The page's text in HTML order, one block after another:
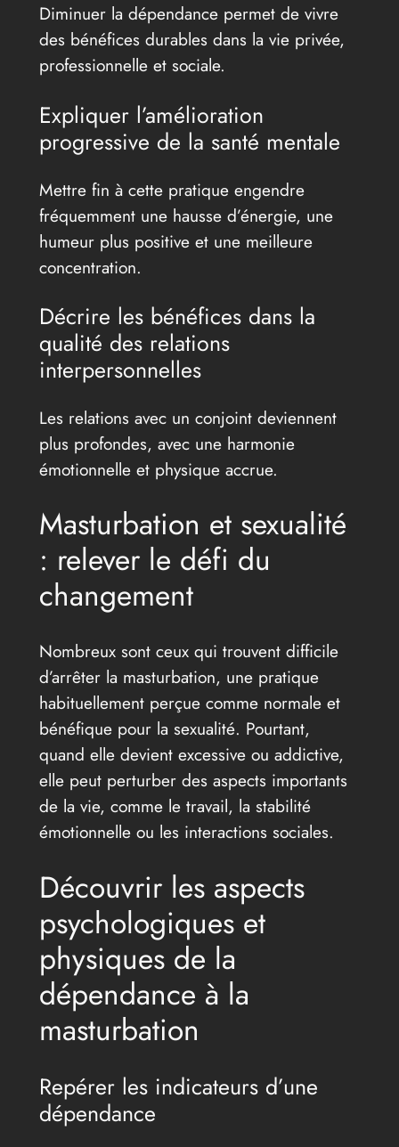
Diminuer la dépendance permet de vivre
des bénéfices durables dans la vie privée,
professionnelle et sociale.
Expliquer l’amélioration
progressive de la santé mentale
Mettre fin à cette pratique engendre
fréquemment une hausse d’énergie, une
humeur plus positive et une meilleure
concentration.
Décrire les bénéfices dans la
qualité des relations
interpersonnelles
Les relations avec un conjoint deviennent
plus profondes, avec une harmonie
émotionnelle et physique accrue.
Masturbation et sexualité
: relever le défi du
changement
Nombreux sont ceux qui trouvent difficile
d’arrêter la masturbation, une pratique
habituellement perçue comme normale et
bénéfique pour la sexualité. Pourtant,
quand elle devient excessive ou addictive,
elle peut perturber des aspects importants
de la vie, comme le travail, la stabilité
émotionnelle ou les interactions sociales.
Découvrir les aspects
psychologiques et
physiques de la
dépendance à la
masturbation
Repérer les indicateurs d’une
dépendance